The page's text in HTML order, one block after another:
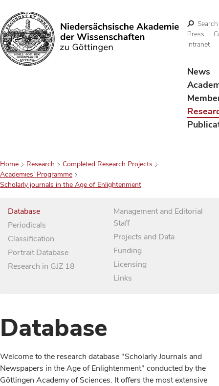
Search
Search
Press
Intranet
News
Home Research
Completed Research Projects
Academies’ Programme
Scholarly journals in the Age of Enlightenment
Database
Periodicals
Classification
Portrait Database
Research in GJZ 18
Management and Editorial
Staff
Projects and Data
Funding
Licensing
Links
Database
Welcome to the research database "Scholarly Journals and
Newspapers in the Age of Enlightenment" conducted by the
Göttingen Academy of Sciences. It offers the most extensive